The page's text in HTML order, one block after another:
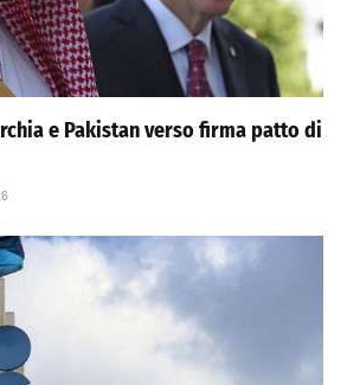
e Pakistan verso firma patto di